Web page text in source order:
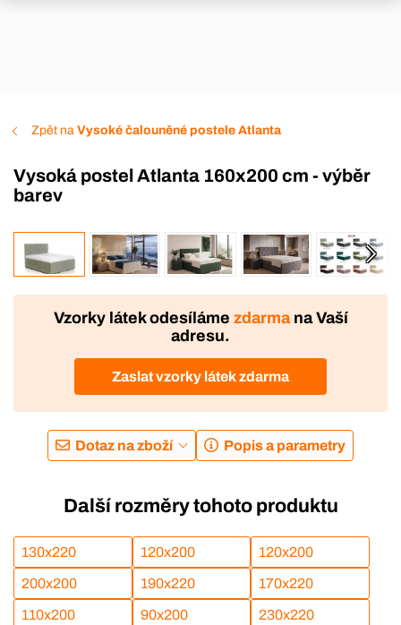
Zpět na Vysoké čalouněné postele Atlanta
Vysoká postel Atlanta 160x200 cm - výběr
barev
VÝROBA
Vzorky látek odesíláme zdarmana Vaší
adresu.
Zaslat vzorky látek zdarma
Dotaz na zboží Popis a parametry
Další rozměry tohoto produktu
130x220 120x200 120x200
200x200 190x220 170x220
110x200 90x200 230x220